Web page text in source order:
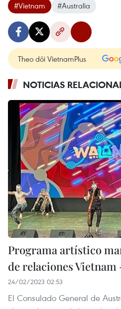
#Vietnam #Australia
Theo dõi VietnamPlus
NOTICIAS
Programa artístico
de relaciones
24/02/2023 02:53
El Consulado General de